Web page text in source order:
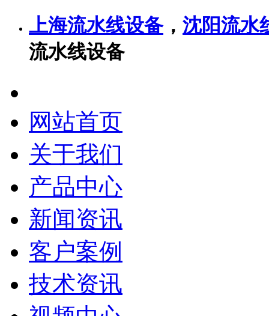
上海流水线设备， 沈阳流水
流水线设备
网站首页
关于我们
产品中心
新闻资讯
客户案例
技术资讯